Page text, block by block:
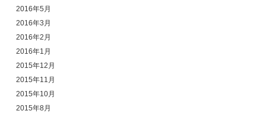
2016年5月
2016年3月
2016年2月
2016年1月
2015年12月
2015年11月
2015年10月
2015年8月